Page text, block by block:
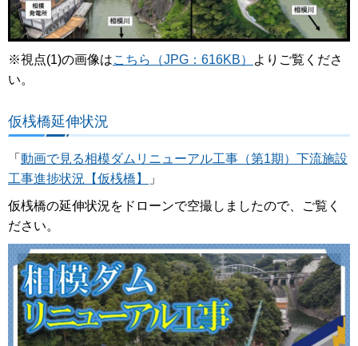
※視点(1)の画像はこちら（JPG：616KB）
よりご覧くださ
い。
仮桟橋延伸状況
「 動画で見る相模ダムリニューアル工事（第1期）下流施設
工事進捗状況【仮桟橋】
」
仮桟橋の延伸状況をドローンで空撮しましたので、ご覧く
ださい。